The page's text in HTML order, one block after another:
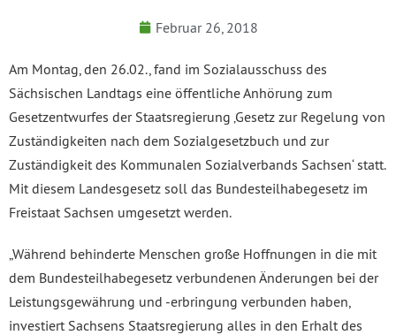
Februar 26, 2018
Am Montag, den 26.02., fand im Sozialausschuss des
Sächsischen Landtags eine öffentliche Anhörung zum
Gesetzentwurfes der Staatsregierung ‚Gesetz zur Regelung von
Zuständigkeiten nach dem Sozialgesetzbuch und zur
Zuständigkeit des Kommunalen Sozialverbands Sachsen‘ statt.
Mit diesem Landesgesetz soll das Bundesteilhabegesetz im
Freistaat Sachsen umgesetzt werden.
„Während behinderte Menschen große Hoffnungen in die mit
dem Bundesteilhabegesetz verbundenen Änderungen bei der
Leistungsgewährung und -erbringung verbunden haben,
investiert Sachsens Staatsregierung alles in den Erhalt des